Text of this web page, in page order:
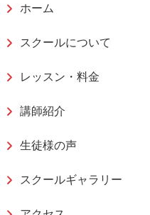
ホーム
スクールについて
レッスン・料金
講師紹介
生徒様の声
スクールギャラリー